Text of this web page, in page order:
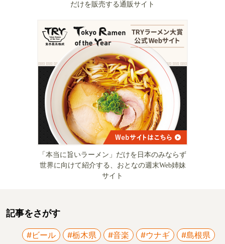
だけを販売する通販サイト
「本当に旨いラーメン」だけを日本のみならず
世界に向けて紹介する、おとなの週末Web姉妹
サイト
記事をさがす
#ビール #栃木県 #音楽 #ウナギ #島根県